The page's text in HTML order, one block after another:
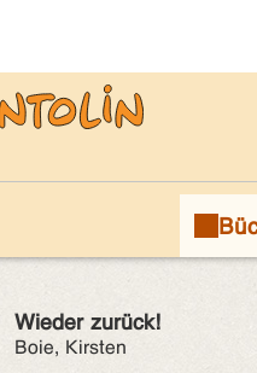
Wieder zurück!
Boie, Kirsten